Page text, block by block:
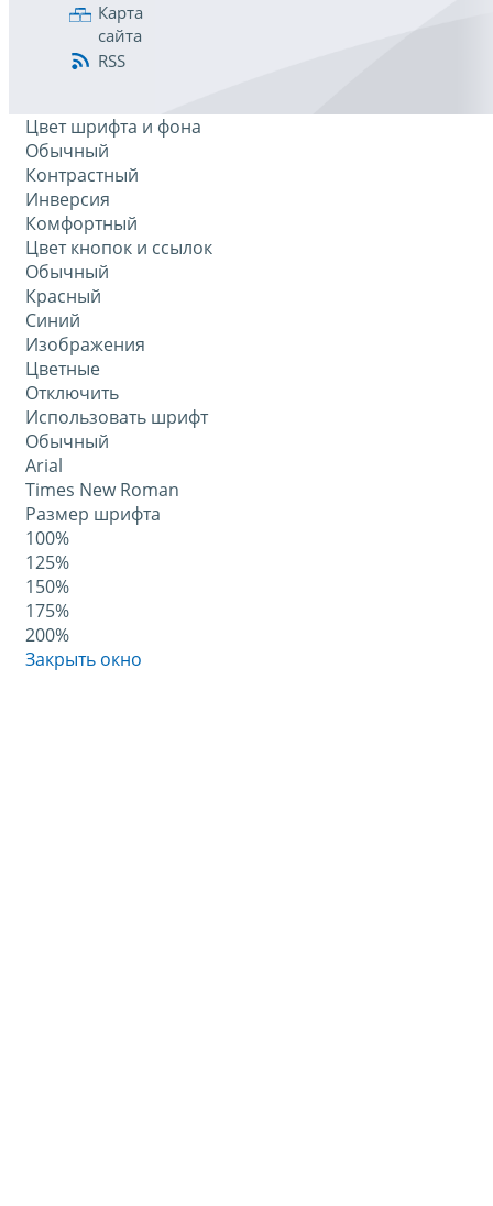
Карта
сайта
RSS
Цвет шрифта и фона
Обычный
Контрастный
Инверсия
Комфортный
Цвет кнопок и ссылок
Обычный
Красный
Синий
Изображения
Цветные
Отключить
Использовать шрифт
Обычный
Arial
Times New Roman
Размер шрифта
100%
125%
150%
175%
200%
Закрыть окно